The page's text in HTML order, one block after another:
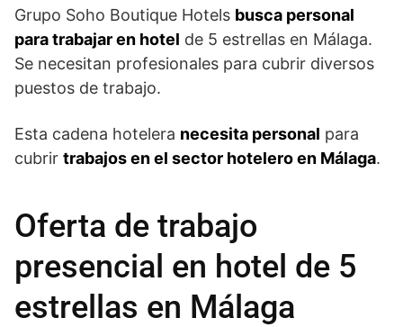
Grupo Soho Boutique Hotels busca personal
para trabajar en hotel de 5 estrellas en Málaga.
Se necesitan profesionales para cubrir diversos
puestos de trabajo.
Esta cadena hotelera necesita personal para
cubrir trabajos en el sector hotelero en Málaga.
Oferta de trabajo
presencial en hotel de 5
estrellas en Málaga